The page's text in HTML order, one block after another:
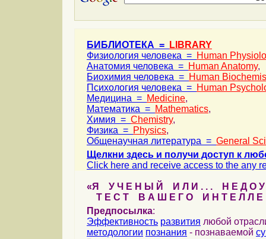
БИБЛИОТЕКА =
LIBRARY
Физиология человека = Human
Анатомия человека = Human Anatomy,
Биохимия человека = Human
Психология человека = Human
Медицина = Medicine,
Математика = Mathematics,
Химия = Chemistry,
Физика = Physics,
Общенаучная литература = General
Щелкни здесь и получи доступ к
Click here and receive access to the any
«Я У Ч Е Н Ы Й И Л И . . . Н Е Д О У
Т Е С Т В А Ш Е Г О И Н Т Е Л Л Е
Предпосылка:
Эффективность развития любой
методологии познания - познаваемой